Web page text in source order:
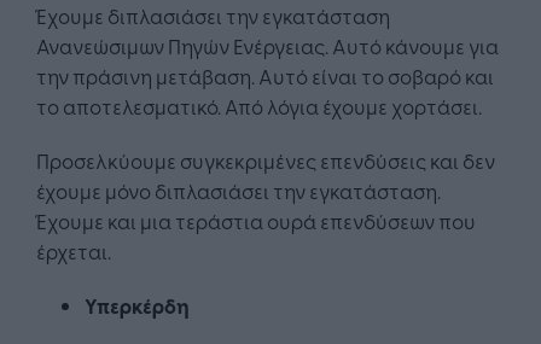
Έχουμε διπλασιάσει την εγκατάσταση
Ανανεώσιμων Πηγών Ενέργειας. Αυτό κάνουμε για
την πράσινη μετάβαση. Αυτό είναι το σοβαρό και
το αποτελεσματικό. Από λόγια έχουμε χορτάσει.
Προσελκύουμε συγκεκριμένες επενδύσεις και δεν
έχουμε μόνο διπλασιάσει την εγκατάσταση.
Έχουμε και μια τεράστια ουρά επενδύσεων που
έρχεται.
Υπερκέρδη